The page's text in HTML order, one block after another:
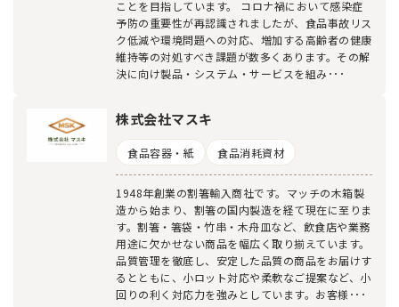
ことを目指しています。 コロナ禍において感染症
予防の重要性が再認識されましたが、食品事故リス
ク低減や環境問題への対応、増加する高齢者の健康
維持等の対処すべき課題が数多くあります。その解
決に向け製品・システム・サービスを組み･･･
株式会社マスキ
食品容器・紙 食品消耗資材
1948年創業の割箸輸入商社です。マッチの木箱製
造から始まり、割箸の国内製造を経て現在に至りま
す。割箸・箸袋・竹串・木舟皿など、飲食店や業務
用途に欠かせない商品を幅広く取り揃えています。
品質管理を徹底し、安定した品質の商品をお届けす
るとともに、小ロット対応や柔軟なご提案など、小
回りの利く対応力を強みとしています。お客様･･･